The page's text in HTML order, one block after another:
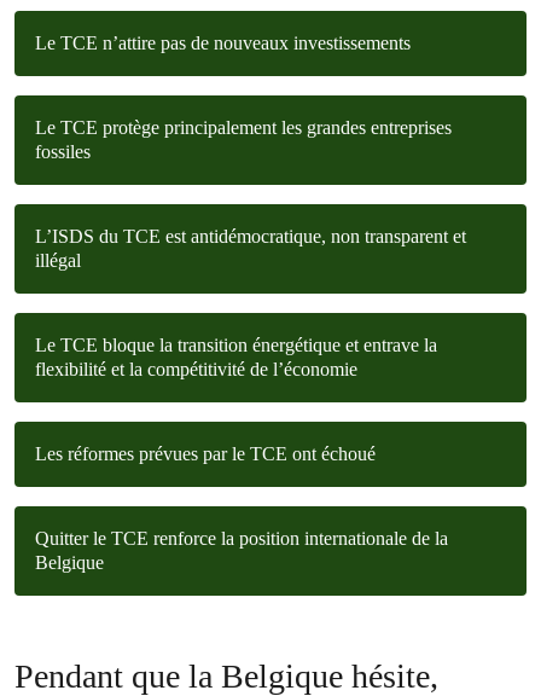
Le TCE n’attire pas de nouveaux investissements
Le TCE protège principalement les grandes entreprises
fossiles
L’ISDS du TCE est antidémocratique, non transparent et
illégal
Le TCE bloque la transition énergétique et entrave la
flexibilité et la compétitivité de l’économie
Les réformes prévues par le TCE ont échoué
Quitter le TCE renforce la position internationale de la
Belgique
Pendant que la Belgique hésite,